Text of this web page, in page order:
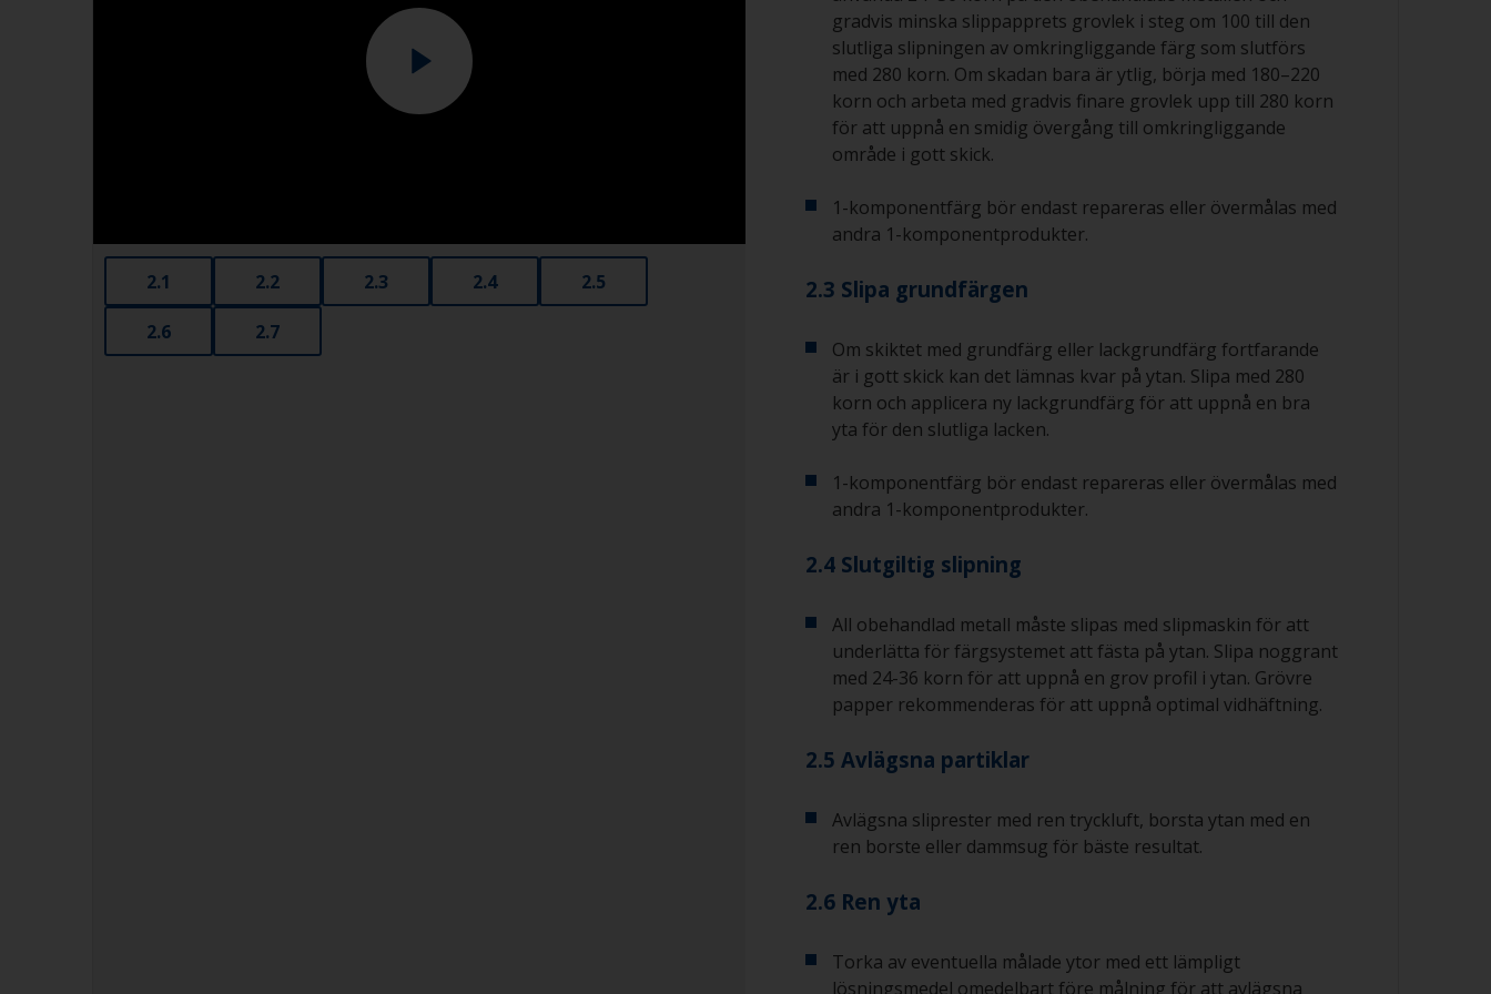
2.1 2.2 2.3 2.4 2.5
2.6 2.7
gradvis minska slippapprets grovlek i steg om 100 till den
slutliga slipningen av omkringliggande färg som slutförs
med 280 korn. Om skadan bara är ytlig, börja med 180–220
korn och arbeta med gradvis finare grovlek upp till 280 korn
för att uppnå en smidig övergång till omkringliggande
område i gott skick.
1-komponentfärg bör endast repareras eller övermålas med
andra 1-komponentprodukter.
2.3 Slipa grundfärgen
Om skiktet med grundfärg eller lackgrundfärg fortfarande
är i gott skick kan det lämnas kvar på ytan. Slipa med 280
korn och applicera ny lackgrundfärg för att uppnå en bra
yta för den slutliga lacken.
1-komponentfärg bör endast repareras eller övermålas med
andra 1-komponentprodukter.
2.4 Slutgiltig slipning
All obehandlad metall måste slipas med slipmaskin för att
underlätta för färgsystemet att fästa på ytan. Slipa noggrant
med 24-36 korn för att uppnå en grov profil i ytan. Grövre
papper rekommenderas för att uppnå optimal vidhäftning.
2.5 Avlägsna partiklar
Avlägsna sliprester med ren tryckluft, borsta ytan med en
ren borste eller dammsug för bäste resultat.
2.6 Ren yta
Torka av eventuella målade ytor med ett lämpligt
lösningsmedel omedelbart före målning för att avlägsna